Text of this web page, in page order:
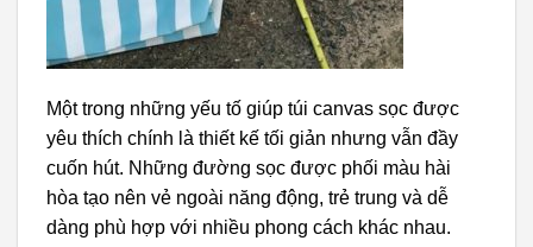
Một trong những yếu tố giúp túi canvas sọc được
yêu thích chính là thiết kế tối giản nhưng vẫn đầy
cuốn hút. Những đường sọc được phối màu hài
hòa tạo nên vẻ ngoài năng động, trẻ trung và dễ
dàng phù hợp với nhiều phong cách khác nhau.